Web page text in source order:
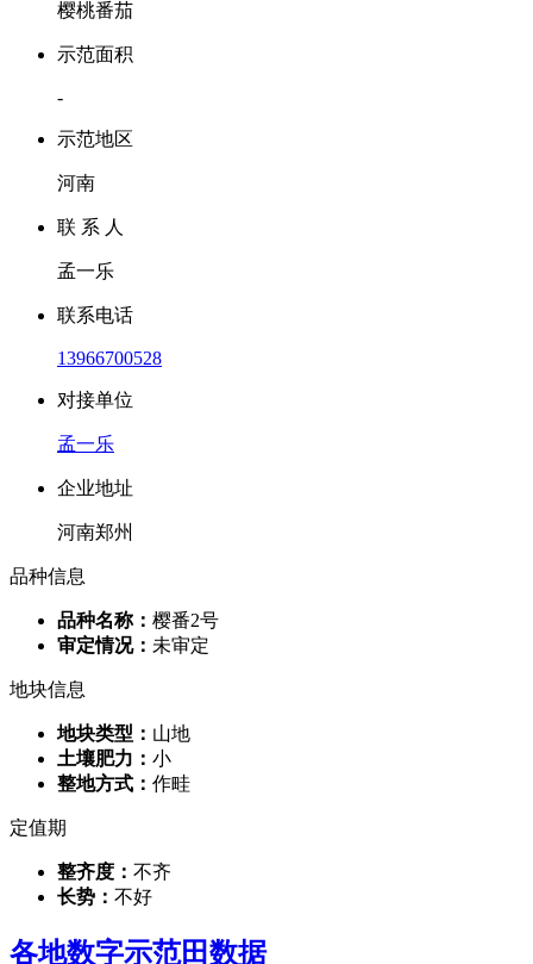
樱桃番茄
示范面积
-
示范地区
河南
联 系 人
孟一乐
联系电话
13966700528
对接单位
孟一乐
企业地址
河南郑州
品种信息
品种名称： 樱番2号
审定情况： 未审定
地块信息
地块类型： 山地
土壤肥力： 小
整地方式： 作畦
定值期
整齐度： 不齐
长势： 不好
各地数字示范田数据